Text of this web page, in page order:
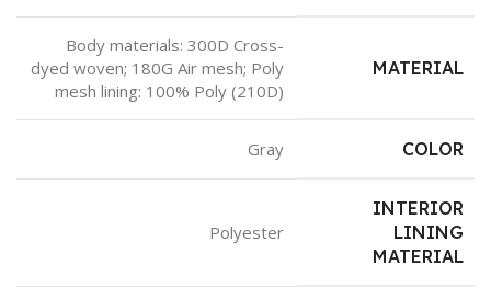
MATERIAL
Body materials: 300D Cross-
dyed woven; 180G Air mesh; Poly
mesh lining: 100% Poly (210D)
COLOR
Gray
INTERIOR
LINING
MATERIAL
Polyester